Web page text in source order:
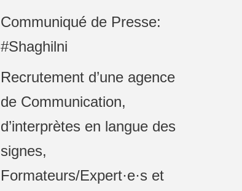
Communiqué de Presse:
#Shaghilni
Recrutement d’une agence
de Communication,
d’interprètes en langue des
signes,
Formateurs/Expert·e·s et